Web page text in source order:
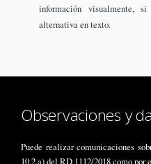
información visualmente,
alternativa en texto.
Observaciones y
Puede realizar comunicaciones
10.2.a) del RD 1112/2018 como por